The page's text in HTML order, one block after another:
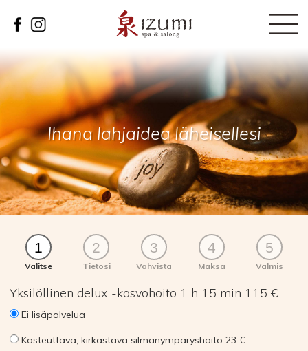
Ihana lahjaidea läheisellesi
1
Valitse
2
Tietosi
3
Vahvista
4
Maksa
5
Valmis
Yksilöllinen delux -kasvohoito 1 h 15 min 115 €
Ei lisäpalvelua
Kosteuttava, kirkastava silmänympäryshoito 23 €